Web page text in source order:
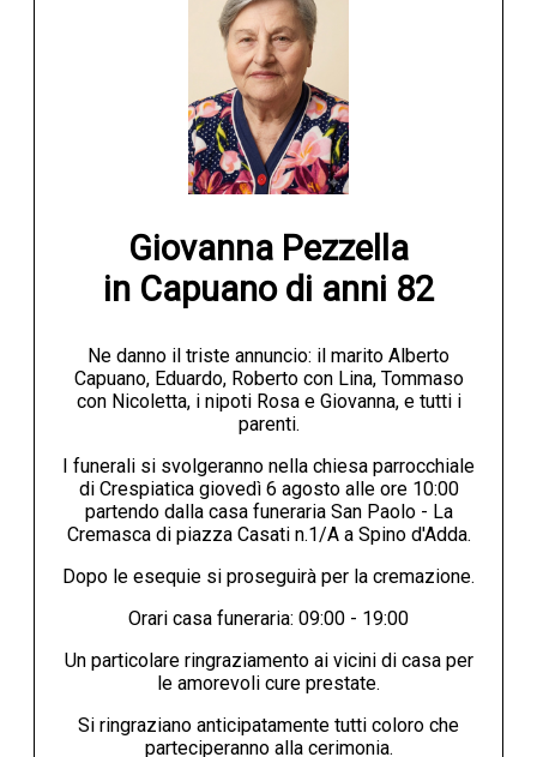
Giovanna Pezzella
in Capuano di anni 82
Ne danno il triste annuncio: il marito Alberto
Capuano, Eduardo, Roberto con Lina, Tommaso
con Nicoletta, i nipoti Rosa e Giovanna, e tutti i
parenti.
I funerali si svolgeranno nella chiesa parrocchiale
di Crespiatica giovedì 6 agosto alle ore 10:00
partendo dalla casa funeraria San Paolo - La
Cremasca di piazza Casati n.1/A a Spino d'Adda.
Dopo le esequie si proseguirà per la cremazione.
Orari casa funeraria: 09:00 - 19:00
Un particolare ringraziamento ai vicini di casa per
le amorevoli cure prestate.
Si ringraziano anticipatamente tutti coloro che
parteciperanno alla cerimonia.